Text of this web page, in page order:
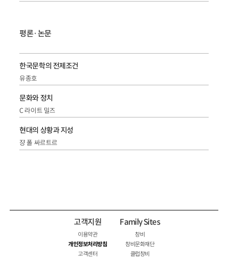
평론·논문
한국문학의 전제조건
유종호
문화와 정치
C 라이트 밀즈
현대의 상황과 지성
쟝 폴 싸르트르
고객지원
이용약관
개인정보처리방침
고객센터
Family Sites
창비
창비문화재단
클럽창비